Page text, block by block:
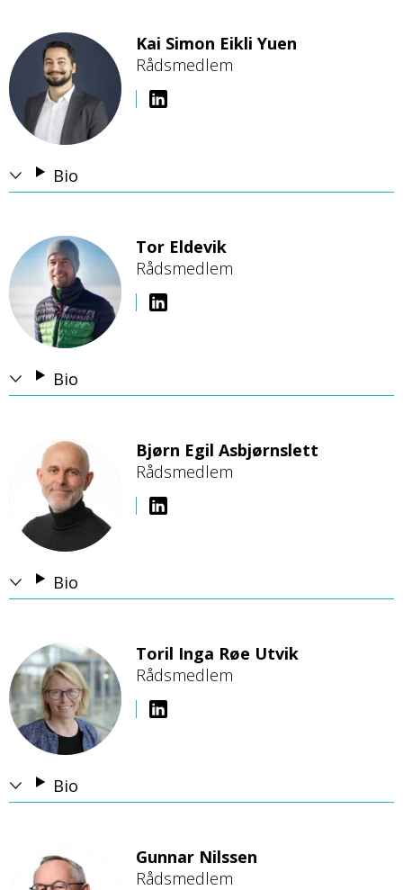
B
i
l
d
Kai Simon Eikli Yuen
Rådsmedlem
Bio
B
l
d
Tor Eldevik
Rådsmedlem
Bio
Bjørn Egil Asbjørnslett
Rådsmedlem
Bio
B
i
l
d
Toril Inga Røe Utvik
Rådsmedlem
Bio
Gunnar Nilssen
Rådsmedlem